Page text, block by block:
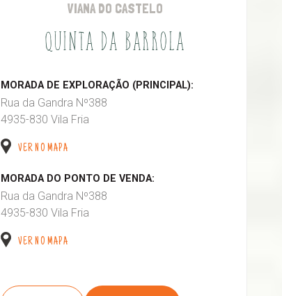
VIANA DO CASTELO
QUINTA DA BARROLA
MORADA DE EXPLORAÇÃO (PRINCIPAL):
Rua da Gandra Nº388
4935-830 Vila Fria
VER NO MAPA
MORADA DO PONTO DE VENDA:
Rua da Gandra Nº388
4935-830 Vila Fria
VER NO MAPA